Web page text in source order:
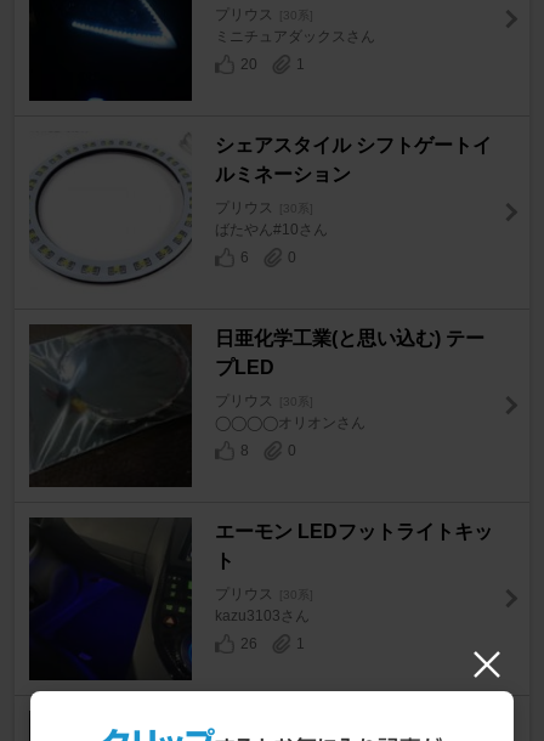
プリウス [30系]
ミニチュアダックスさん
20
1
シェアスタイル シフトゲートイ
ルミネーション
プリウス [30系]
ばたやん#10さん
6
0
日亜化学工業(と思い込む) テー
プLED
プリウス [30系]
◯◯◯◯オリオンさん
8
0
エーモン LEDフットライトキッ
ト
プリウス [30系]
kazu3103さん
26
1
K'spec LEDシフトゲートイル